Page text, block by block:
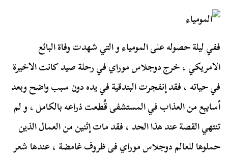
ففي ليلة حصوله على المومياء و التي شهدت وفاة البائع
الامريكي ، خرج دوجلاس موراي في رحلة صيد كانت الاخيرة
في حياته ، فقد إنفجرت البندقية في يده دون سبب واضح وبعد
أسابيع من العذاب في المستشفى قُطعت ذراعه بالكامل ، و لم
تنتهي القصة عند هذا الحد ، فقد مات إثنين من العمال الذين
حملوها للعالم دوجلاس موراي فى ظروف غامضة ، عندها شعر